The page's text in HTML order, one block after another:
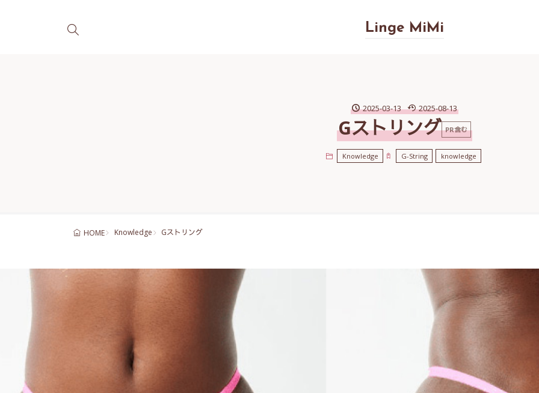
Linge MiMi
2025-03-13 2025-08-13
Gストリング PR含む
Knowledge G-String knowledge
HOME Knowledge Gストリング